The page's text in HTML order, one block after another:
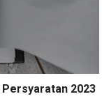
Persyaratan 2023